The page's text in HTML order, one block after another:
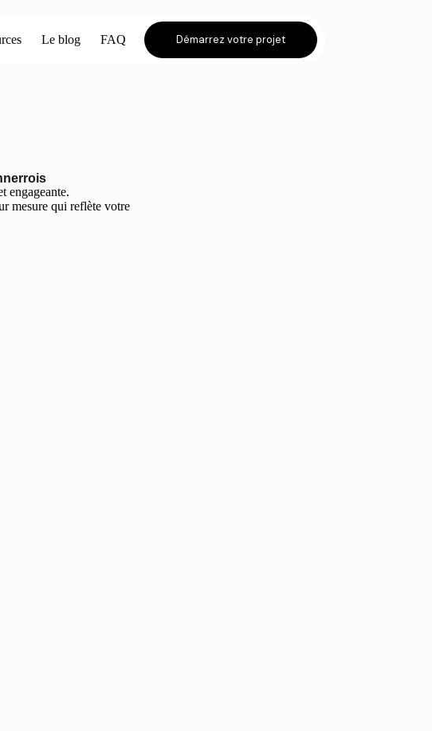
Le blog FAQ Démarrez votre projet
engageante.
mesure qui reflète votre